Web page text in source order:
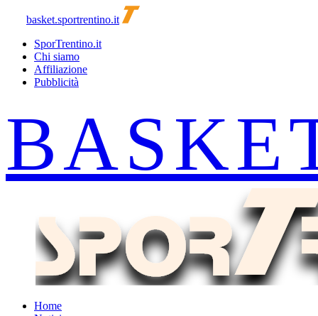
basket.sportrentino.it
SporTrentino.it
Chi siamo
Affiliazione
Pubblicità
Home